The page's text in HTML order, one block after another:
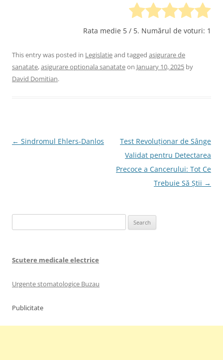
Rata medie 5 / 5. Numărul de voturi: 1
This entry was posted in Legislatieand tagged asigurare de
sanatate,asigurare optionala sanatateon January 10, 2025 by
David Domitian.
Post
← Sindromul Ehlers-Danlos
Test Revoluționar de Sânge
Validat pentru Detectarea
Precoce a Cancerului: Tot Ce
Trebuie Să Știi →
for:
Scutere medicale electrice
Urgente stomatologice Buzau
Publicitate